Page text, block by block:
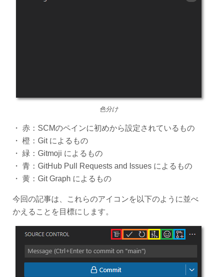
色分け
・ 赤：SCMのペインに初めから設定されているもの
・ 橙：Git によるもの
・ 緑：Gitmoji によるもの
・ 青：GitHub Pull Requests and Issues によるもの
・ 黄：Git Graph によるもの
今回の記事は、これらのアイコンを以下のように並べ
かえることを目標にします。